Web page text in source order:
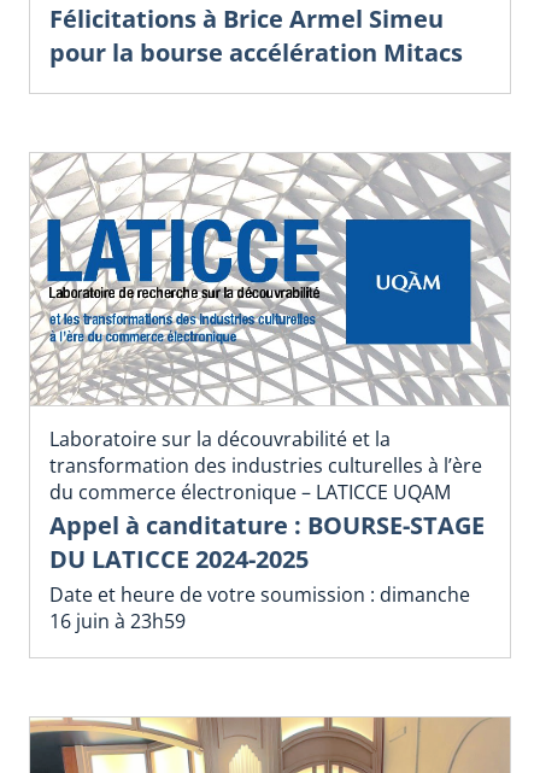
Félicitations à Brice Armel Simeu
pour la bourse accélération Mitacs
Laboratoire sur la découvrabilité et la
transformation des industries culturelles à l’ère
du commerce électronique – LATICCE UQAM
Appel à canditature : BOURSE-STAGE
DU LATICCE 2024-2025
Date et heure de votre soumission : dimanche
16 juin à 23h59